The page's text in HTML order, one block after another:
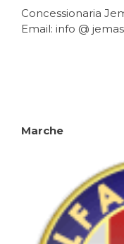
articoli
Concessionaria
Email: info @
Marche